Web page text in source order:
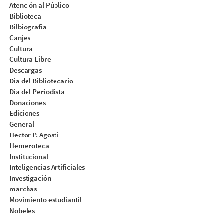
Atención al Público
Biblioteca
Bilbiografia
Canjes
Cultura
Cultura Libre
Descargas
Dia del Bibliotecario
Dia del Periodista
Donaciones
Ediciones
General
Hector P. Agosti
Hemeroteca
Institucional
Inteligencias Artificiales
Investigación
marchas
Movimiento estudiantil
Nobeles